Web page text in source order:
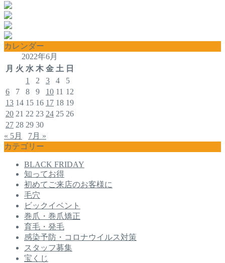
カレンダー
2022年6月
月 火 水 木 金 土 日
1
2 3 4
5
6
7 8 9 10 11 12
13 14 15 16 17 18 19
20 21 22 23 24 25 26
27 28 29 30
« 5月
7月 »
カテゴリー
BLACK FRIDAY
知ってお得
初めてご来店のお客様に
毛穴
ビックイベント
巻爪・巻爪矯正
育毛・発毛
感染予防・コロナウイルス対策
スタッフ募集
宝くじ